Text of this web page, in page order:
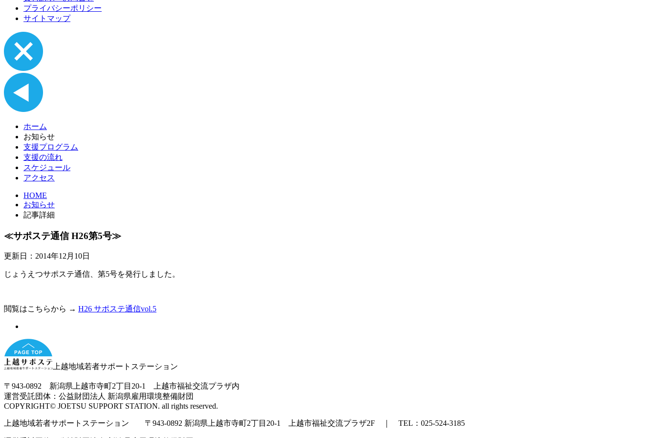
プライバシーポリシー
サイトマップ
ホーム
お知らせ
支援プログラム
支援の流れ
スケジュール
アクセス
HOME
お知らせ
記事詳細
≪サポステ通信 H26第5号≫
更新日：2014年12月10日
じょうえつサポステ通信、第5号を発行しました。
閲覧はこちらから → H26 サポステ通信vol.5
上越地域若者サポートステーション
〒943-0892 新潟県上越市寺町2丁目20-1 上越市福祉交流プラザ内
運営受託団体：公益財団法人 新潟県雇用環境整備財団
COPYRIGHT© JOETSU SUPPORT STATION. all rights reserved.
上越地域若者サポートステーション 〒943-0892 新潟県上越市寺町2丁目20-1 上越市福祉交流プラザ2F ｜ TEL：025-524-3185